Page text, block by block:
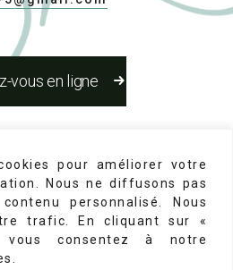
pour améliorer votre
Nous ne diffusons pas
personnalisé. Nous
trafic. En cliquant sur «
consentez à notre
vous en ligne